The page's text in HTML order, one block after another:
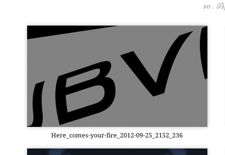
30.
Here_­co­mes-your-fire_2012-09-25_2152_236